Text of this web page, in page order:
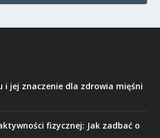
i jej znaczenie dla zdrowia mięśni
fizycznej: Jak zadbać o